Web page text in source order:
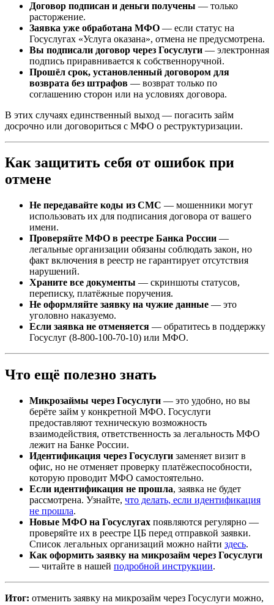
Договор подписан и деньги получены — только
расторжение.
Заявка уже обработана МФО — если статус на
Госуслугах «Услуга оказана», отмена не предусмотрена.
Вы подписали договор через Госуслуги — электронная
подпись приравнивается к собственноручной.
Прошёл срок, установленный договором для
возврата без штрафов — возврат только по
соглашению сторон или на условиях договора.
В этих случаях единственный выход — погасить займ
досрочно или договориться с МФО о реструктуризации.
Как защитить себя от ошибок при
отмене
Не передавайте коды из СМС — мошенники могут
использовать их для подписания договора от вашего
имени.
Проверяйте МФО в реестре Банка России —
легальные организации обязаны соблюдать закон, но
факт включения в реестр не гарантирует отсутствия
нарушений.
Храните все документы — скриншоты статусов,
переписку, платёжные поручения.
Не оформляйте заявку на чужие данные — это
уголовно наказуемо.
Если заявка не отменяется — обратитесь в поддержку
Госуслуг (8-800-100-70-10) или МФО.
Что ещё полезно знать
Микрозаймы через Госуслуги — это удобно, но вы
берёте займ у конкретной МФО. Госуслуги
предоставляют техническую возможность
взаимодействия, ответственность за легальность МФО
лежит на Банке России.
Идентификация через Госуслуги заменяет визит в
офис, но не отменяет проверку платёжеспособности,
которую проводит МФО самостоятельно.
Если идентификация не прошла, заявка не будет
рассмотрена. Узнайте, что делать, если идентификация
не прошла.
Новые МФО на Госуслугах появляются регулярно —
проверяйте их в реестре ЦБ перед отправкой заявки.
Список легальных организаций можно найти здесь.
Как оформить заявку на микрозайм через Госуслуги
— читайте в нашей подробной инструкции.
Итог: отменить заявку на микрозайм через Госуслуги можно,